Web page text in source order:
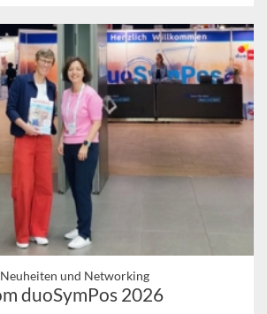
und Networking
duoSymPos 2026